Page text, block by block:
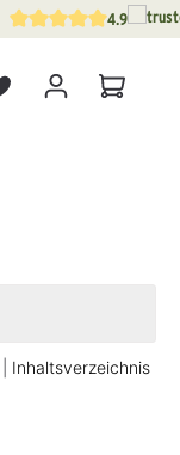
Durchschnittliche4.9
Inhaltsverzeichnis